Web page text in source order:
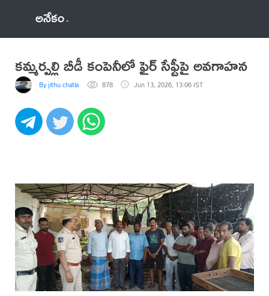
అనేకం
కమ్మర్పల్లి బీడీ కంపెనీలో ఫైర్ సేఫ్టీపై అవగాహన
By jithu chatla 878 Jun 13, 2026, 13:06 IST